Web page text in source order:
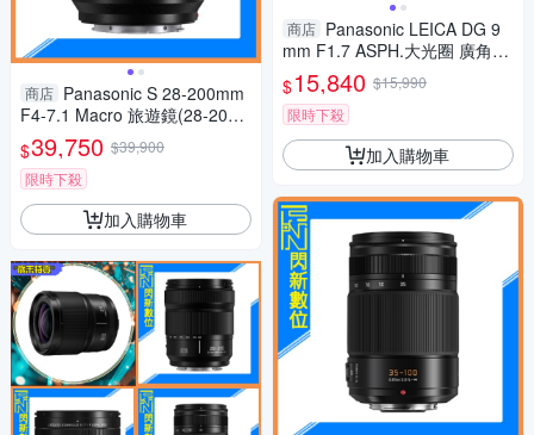
商店 Panasonic S 28-200mm
F4-7.1 Macro 旅遊鏡(28-20
0，S-R28200GC，公司貨)L-m
ount
$39,750 $39,900
限時下殺
加入購物車
商店 Panasonic LEICA DG 9
mm F1.7 ASPH.大光圈 廣角定
焦 微距(公司貨)
$15,840 $15,990
限時下殺
加入購物車